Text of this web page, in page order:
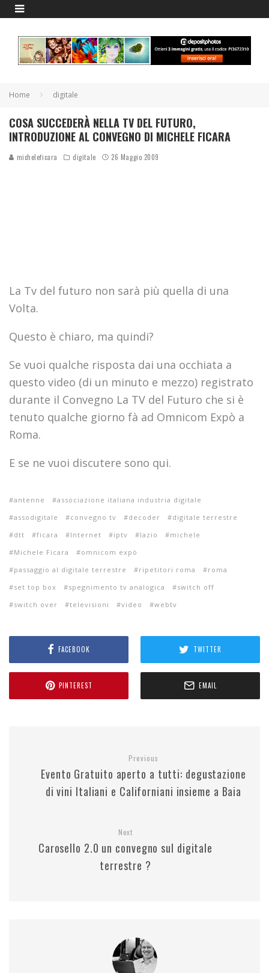
Home digitale
COSA SUCCEDERÀ NELLA TV DEL FUTURO,
INTRODUZIONE AL CONVEGNO DI MICHELE FICARA
micheleficara digitale 26 Maggio 2009
La Tv del futuro non sarà più quella di una
Volta.
Questo è chiaro, ma quindi?
Se vuoi qualche risposta dai una occhiata a
questo video (di un minuto e mezzo) registrato
durante il Convegno La TV del Futuro che si è
tenuto qualche giorno fà ad Omnicom Expò a
Roma.
E se ne vuoi discutere sono qui.
antenne
associazione italiana industria digitale
assodigitale
convegno tv decoder
digitale terrestre
dtt
ficara Internet iptv lazio
michele
Michele Ficara
omnicom expò
passaggio al digitale terrestre
ripetitori roma
roma
set top box
spegnimento tv analogica
switch off
switch over
televisioni video webtv
FACEBOOK TWITTER
PINTEREST EMAIL
Previous
Evento Gratuito aperto a tutti: degustazione
di vini Italiani e Californiani insieme a Baia
Next
Carosello 2.0 un convegno sul digitale
terrestre ?